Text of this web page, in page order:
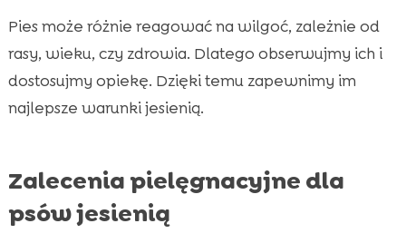
Pies może różnie reagować na wilgoć, zależnie od
rasy, wieku, czy zdrowia. Dlatego obserwujmy ich i
dostosujmy opiekę. Dzięki temu zapewnimy im
najlepsze warunki jesienią.
Zalecenia pielęgnacyjne dla
psów jesienią